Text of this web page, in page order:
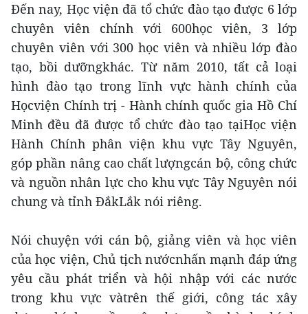
Đến nay, Học viện đã tổ chức đào tạo được 6 lớp
chuyên viên chính với 600học viên, 3 lớp
chuyên viên với 300 học viên và nhiều lớp đào
tạo, bồi dưỡngkhác. Từ năm 2010, tất cả loại
hình đào tạo trong lĩnh vực hành chính của
Họcviện Chính trị - Hành chính quốc gia Hồ Chí
Minh đều đã được tổ chức đào tạo tạiHọc viện
Hành Chính phân viện khu vực Tây Nguyên,
góp phần nâng cao chất lượngcán bộ, công chức
và nguồn nhân lực cho khu vực Tây Nguyên nói
chung và tỉnh ĐắkLắk nói riêng.
Nói chuyện với cán bộ, giảng viên và học viên
của học viện, Chủ tịch nướcnhấn mạnh đáp ứng
yêu cầu phát triển và hội nhập với các nước
trong khu vực vàtrên thế giới, công tác xây